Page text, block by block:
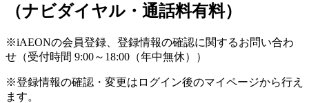
（ナビダイヤル・通話料有料）
※iAEONの会員登録、登録情報の確認に関するお問い合わ
せ（受付時間 9:00～18:00（年中無休））
※登録情報の確認・変更はログイン後のマイページから行え
ます。